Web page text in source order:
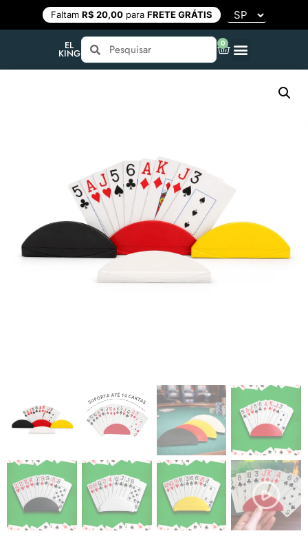
Faltam R$ 20,00para FRETE GRÁTIS
EL
KING
0